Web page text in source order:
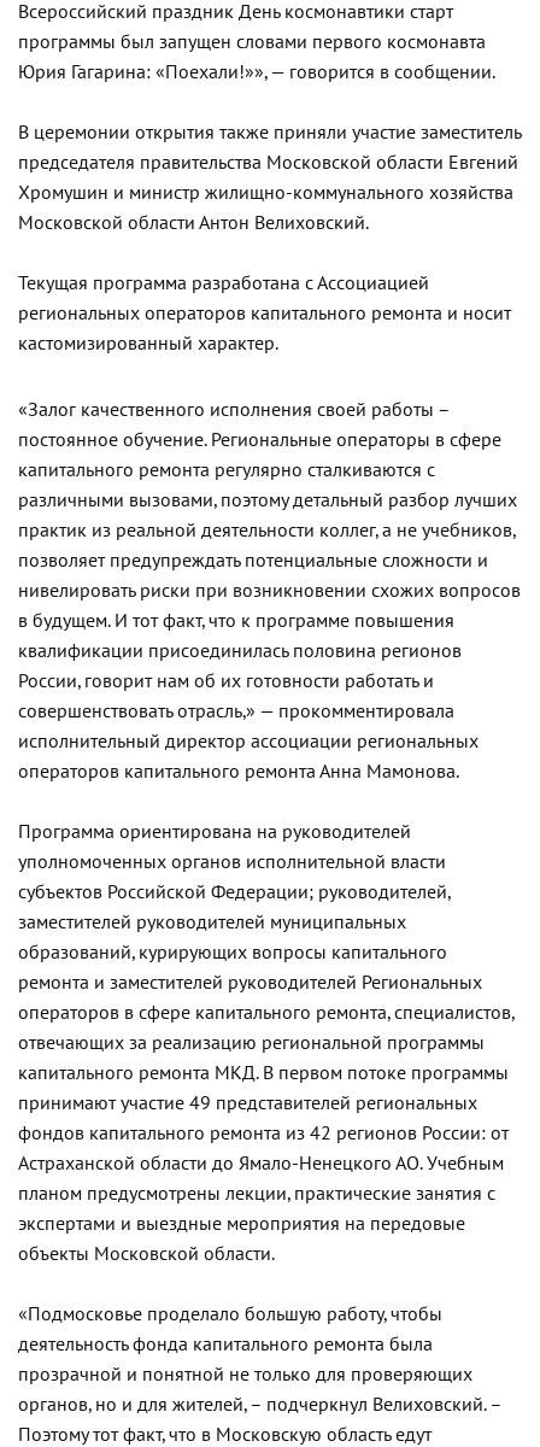
Всероссийский праздник День космонавтики старт
программы был запущен словами первого космонавта
Юрия Гагарина: «Поехали!»», — говорится в сообщении.
В церемонии открытия также приняли участие заместитель
председателя правительства Московской области Евгений
Хромушин и министр жилищно-коммунального хозяйства
Московской области Антон Велиховский.
Текущая программа разработана с Ассоциацией
региональных операторов капитального ремонта и носит
кастомизированный характер.
«Залог качественного исполнения своей работы –
постоянное обучение. Региональные операторы в сфере
капитального ремонта регулярно сталкиваются с
различными вызовами, поэтому детальный разбор лучших
практик из реальной деятельности коллег, а не учебников,
позволяет предупреждать потенциальные сложности и
нивелировать риски при возникновении схожих вопросов
в будущем. И тот факт, что к программе повышения
квалификации присоединилась половина регионов
России, говорит нам об их готовности работать и
совершенствовать отрасль,» — прокомментировала
исполнительный директор ассоциации региональных
операторов капитального ремонта Анна Мамонова.
Программа ориентирована на руководителей
уполномоченных органов исполнительной власти
субъектов Российской Федерации; руководителей,
заместителей руководителей муниципальных
образований, курирующих вопросы капитального
ремонта и заместителей руководителей Региональных
операторов в сфере капитального ремонта, специалистов,
отвечающих за реализацию региональной программы
капитального ремонта МКД. В первом потоке программы
принимают участие 49 представителей региональных
фондов капитального ремонта из 42 регионов России: от
Астраханской области до Ямало-Ненецкого АО. Учебным
планом предусмотрены лекции, практические занятия с
экспертами и выездные мероприятия на передовые
объекты Московской области.
«Подмосковье проделало большую работу, чтобы
деятельность фонда капитального ремонта была
прозрачной и понятной не только для проверяющих
органов, но и для жителей, – подчеркнул Велиховский. –
Поэтому тот факт, что в Московскую область едут